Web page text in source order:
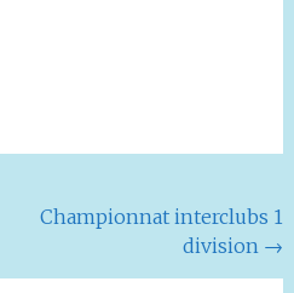
Championnat interclubs 1
division →